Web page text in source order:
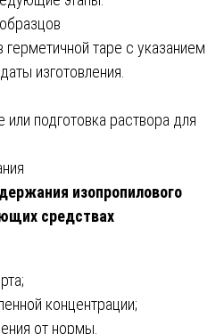
таре с указанием
изготовления.
подготовка раствора для
изопропилового
средствах
концентрации;
от нормы.